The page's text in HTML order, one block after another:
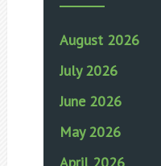
August 2026
July 2026
June 2026
May 2026